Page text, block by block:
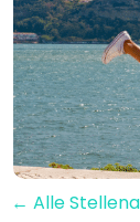
← Alle